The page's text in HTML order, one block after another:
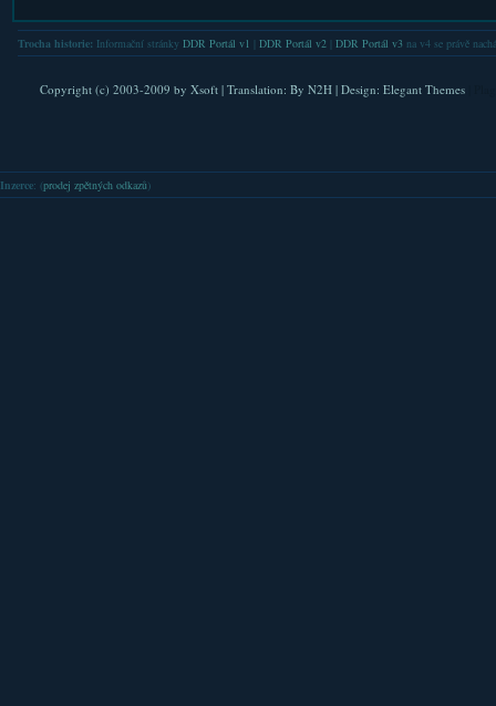
Trocha historie: Informační stránky DDR Portál v1 DDR Portál v2| DDR Portál v3na v4 se právě
Copyright (c) 2003-2009 by Xsoft| Translation: By N2H| Design: Elegant Themes
Inzerce: (prodej zpětných odkazů )